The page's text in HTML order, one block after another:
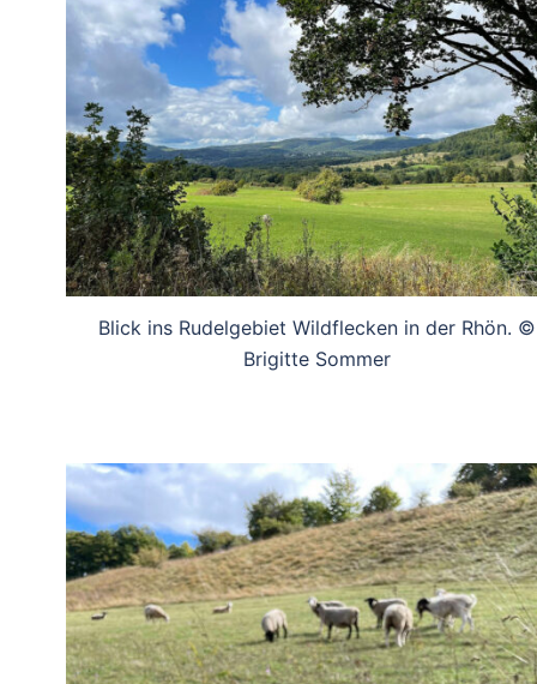
Blick ins Rudelgebiet Wildflecken in der Rhön. ©
Brigitte Sommer